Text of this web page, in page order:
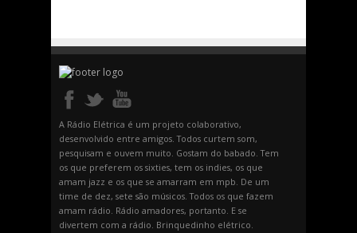
A Rádio Elétrica é um projeto colaborativo,
desenvolvido entre amigos. Todos curtem som,
pesquisam e ouvem muito. Gostam do babado. Tem
os que preferem os sixties, tem os indies, os que
amam jazz e os que se amarram em mpb. De um
time de dez, sete são músicos. Todos os que fazem
amam rádio. Rádio amadores, portanto. E se
divertem com a rádio. Brinquedinho elétrico.